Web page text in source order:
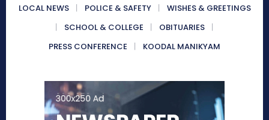
LOCAL NEWS POLICE & SAFETY
WISHES & GREETINGS
SCHOOL & COLLEGE
OBITUARIES
PRESS CONFERENCE
KOODAL MANIKYAM